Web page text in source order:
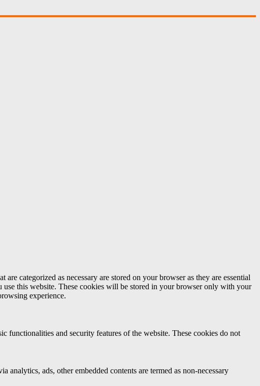
categorized as necessary are stored on your browser as they are essential
this website. These cookies will be stored in your browser only with your
experience.
functionalities and security features of the website. These cookies do not
ads, other embedded contents are termed as non-necessary